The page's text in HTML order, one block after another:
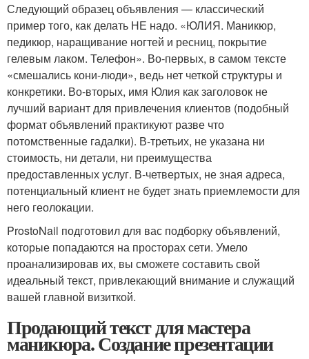
Следующий образец объявления — классический
пример того, как делать НЕ надо. «ЮЛИЯ. Маникюр,
педикюр, наращивание ногтей и ресниц, покрытие
гелевым лаком. Телефон». Во-первых, в самом тексте
«смешались кони-люди», ведь нет четкой структуры и
конкретики. Во-вторых, имя Юлия как заголовок не
лучший вариант для привлечения клиентов (подобный
формат объявлений практикуют разве что
потомственные гадалки). В-третьих, не указана ни
стоимость, ни детали, ни преимущества
предоставленных услуг. В-четвертых, не зная адреса,
потенциальный клиент не будет знать приемлемости для
него геолокации.
ProstoNail подготовил для вас подборку объявлений,
которые попадаются на просторах сети. Умело
проанализировав их, вы сможете составить свой
идеальный текст, привлекающий внимание и служащий
вашей главной визиткой.
Продающий текст для мастера
маникюра. Создание презентации